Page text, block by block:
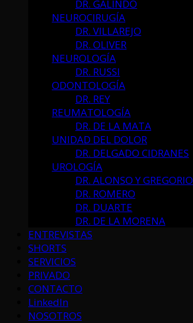
DR. GALINDO
NEUROCIRUGÍA
DR. VILLAREJO
DR. OLIVER
NEUROLOGÍA
DR. RUSSI
ODONTOLOGÍA
DR. REY
REUMATOLOGÍA
DR. DE LA MATA
UNIDAD DEL DOLOR
DR. DELGADO CIDRANES
UROLOGÍA
DR. ALONSO Y GREGORIO
DR. ROMERO
DR. DUARTE
DR. DE LA MORENA
ENTREVISTAS
SHORTS
SERVICIOS
PRIVADO
CONTACTO
LinkedIn
NOSOTROS